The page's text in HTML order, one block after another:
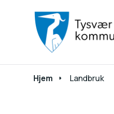
Du er her:
Hjem Landbruk